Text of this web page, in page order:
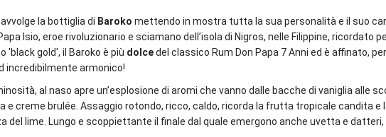
la bottiglia di Baroko mettendo in mostra tutta la sua personalità e il suo
Isio, eroe rivoluzionario e sciamano dell’isola di Nigros, nelle Filippine, ricordato
'black gold', il Baroko è più dolcedel classico Rum Don Papa 7 Anni ed è affinato,
incredibilmente armonico!
al naso apre un’esplosione di aromi che vanno dalle bacche di vaniglia alle
creme brulée. Assaggio rotondo, ricco, caldo, ricorda la frutta tropicale candita
lime. Lungo e scoppiettante il finale dal quale emergono anche uvetta e datteri,